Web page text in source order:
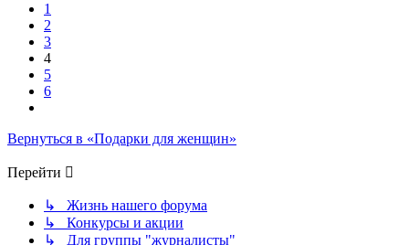
1
2
3
4
5
6
Вернуться в «Подарки для женщин»
Перейти
↳ Жизнь нашего форума
↳ Конкурсы и акции
↳ Для группы "журналисты"